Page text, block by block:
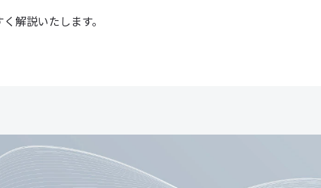
解説いたします。